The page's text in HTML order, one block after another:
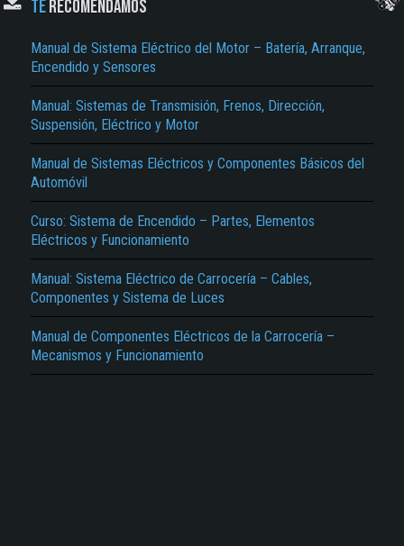
TE RECOMENDAMOS
Manual de Sistema Eléctrico del Motor – Batería, Arranque,
Encendido y Sensores
Manual: Sistemas de Transmisión, Frenos, Dirección,
Suspensión, Eléctrico y Motor
Manual de Sistemas Eléctricos y Componentes Básicos del
Automóvil
Curso: Sistema de Encendido – Partes, Elementos
Eléctricos y Funcionamiento
Manual: Sistema Eléctrico de Carrocería – Cables,
Componentes y Sistema de Luces
Manual de Componentes Eléctricos de la Carrocería –
Mecanismos y Funcionamiento
Texto o Imagen de portada son erróneos.
Reportar otro tipo de error...